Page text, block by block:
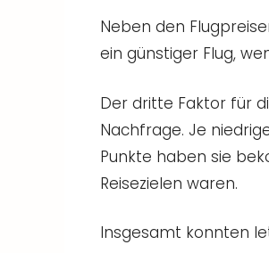
Neben den
ein günstiger Flug,
Der dritte Faktor für
Nachfrage. Je
Punkte haben sie
Reisezielen waren.
Insgesamt konnten